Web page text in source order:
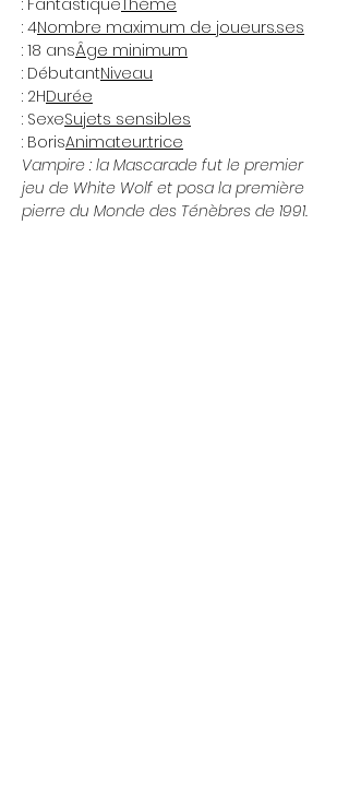
: FantastiqueThème
: 4Nombre maximum de joueurs.ses
: 18 ansÂge minimum
: DébutantNiveau
: 2HDurée
: SexeSujets sensibles
: BorisAnimateur.trice
Vampire : la Mascarade fut le premier
jeu de White Wolf et posa la première
pierre du Monde des Ténèbres de 1991.